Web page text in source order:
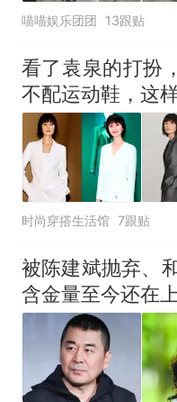
喵喵娱乐团团 13跟贴
看了袁泉的打扮
不配运动鞋，这
时尚穿搭生活馆 7跟贴
被陈建斌抛弃、
含金量至今还在